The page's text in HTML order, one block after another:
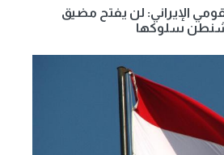
الإيراني: لن يفتح مضيق
سلوكها